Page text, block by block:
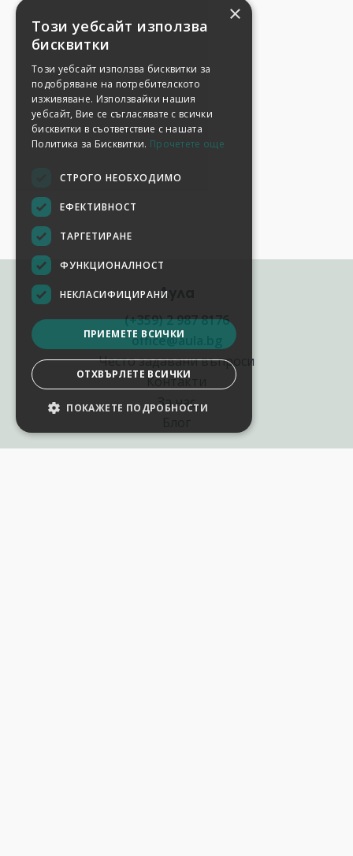
Аула
(+359) 2 987 8176
office@aula.bg
Често задавани въпроси
Контакти
За нас
×
Този уебсайт използва
бисквитки
Този уебсайт използва бисквитки за
подобряване на потребителското
изживяване. Използвайки нашия
уебсайт, Вие се съгласявате с всички
бисквитки в съответствие с нашата
Политика за Бисквитки. Прочетете още
СТРОГО НЕОБХОДИМО
ЕФЕКТИВНОСТ
ТАРГЕТИРАНЕ
ФУНКЦИОНАЛНОСТ
НЕКЛАСИФИЦИРАНИ
ПРИЕМЕТЕ ВСИЧКИ
ОТХВЪРЛЕТЕ ВСИЧКИ
ПОКАЖЕТЕ ПОДРОБНОСТИ